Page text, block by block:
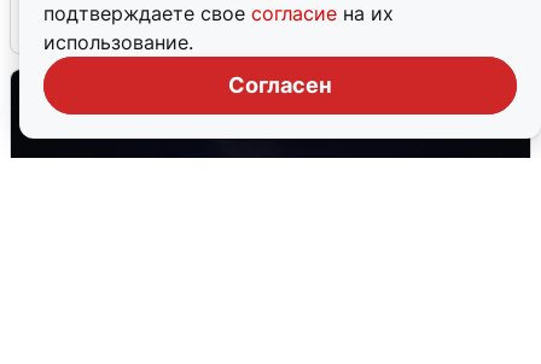
подтверждаете свое согласие на их
использование.
Согласен
6 августа 0